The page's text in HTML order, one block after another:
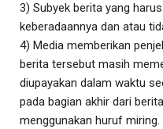
3) Subyek berita yang
keberadaannya dan atau
4) Media memberikan
berita tersebut masih
diupayakan dalam waktu
pada bagian akhir dari
menggunakan huruf miring.